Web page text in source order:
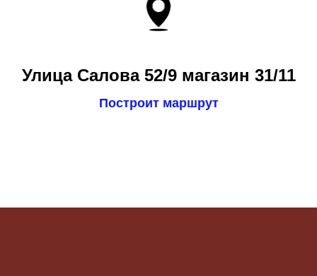
Улица Салова 52/9 магазин 31/11
Построит маршрут